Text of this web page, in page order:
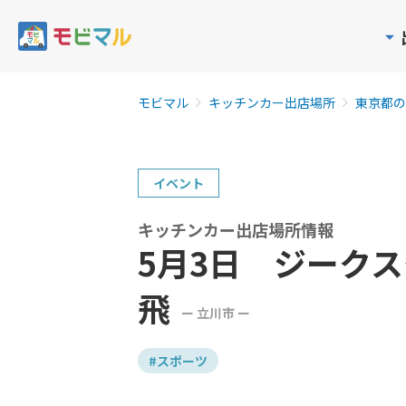
モビマル キッチンカー出店場所 東京都
イベント
5月3日 ジーク
飛
ー 立川市 ー
キッチンカー出店場所情報
#スポーツ